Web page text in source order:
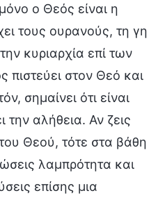
ο Θεός είναι η
τους ουρανούς, τη γη
κυριαρχία επί των
πιστεύει στον Θεό και
σημαίνει ότι είναι
την αλήθεια. Αν ζεις
Θεού, τότε στα βάθη
λαμπρότητα και
επίσης μια